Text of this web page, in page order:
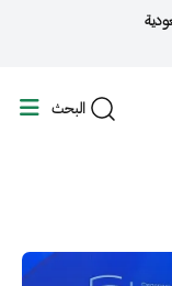
البحث